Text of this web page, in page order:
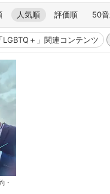
人気順 評価順 50
LGBTQ＋」関連コンテンツ
・